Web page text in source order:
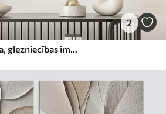
2
Abstrakta kompozīcija, glezniecības imitācija